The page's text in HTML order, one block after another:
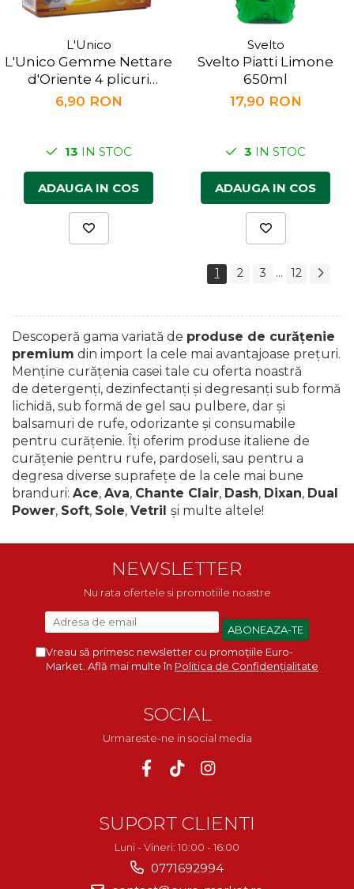
L'Unico
L'Unico Gemme Nettare
d'Oriente 4 plicuri
predozate
6,90 RON
13 IN STOC
ADAUGA IN COS
Svelto
Svelto Piatti Limone
650ml
17,90 RON
3 IN STOC
ADAUGA IN COS
1 2 3 ... 12
Descoperă gama variată de produse de curăţenie
premium din import la cele mai avantajoase preţuri.
Menține curățenia casei tale cu oferta noastră
de detergenți, dezinfectanți și degresanți sub formă
lichidă, sub formă de gel sau pulbere, dar și
balsamuri de rufe, odorizante și consumabile
pentru curățenie. Îți oferim produse italiene de
curățenie pentru rufe, pardoseli, sau pentru a
degresa diverse suprafețe de la cele mai bune
branduri: Ace, Ava, Chante Clair, Dash, Dixan, Dual
Power, Soft, Sole, Vetril și multe altele!
NEWSLETTER
Nu rata ofertele si promotiile noastre
Vreau să primesc newsletter cu promoțiile Euro-
Market. Află mai multe în Politica de Confidențialitate
SOCIAL
Urmareste-ne in social media
SUPORT CLIENTI
Luni - Vineri: 10:00 - 16:00
0771692994